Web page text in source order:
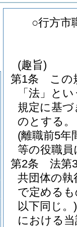
○行方市
(趣旨)
第1条
この
「法」と
規定に基
のとする。
(離職前5年
等の役職
第2条
法第
共団体の
で定める
以下同じ。)
における